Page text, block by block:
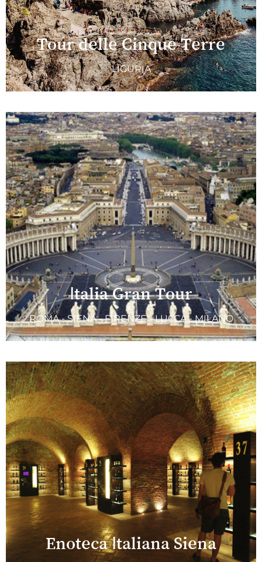
Tour delle Cinque Terre
LIGURIA
Italia Gran Tour
ROMA - SIENA - FIRENZE - LUCCA - MILANO
Enoteca Italiana Siena